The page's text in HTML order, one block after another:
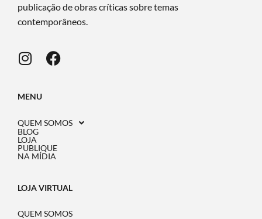
publicação de obras críticas sobre temas
contemporâneos.
MENU
QUEM SOMOS
BLOG
LOJA
PUBLIQUE
NA MÍDIA
LOJA VIRTUAL
QUEM SOMOS